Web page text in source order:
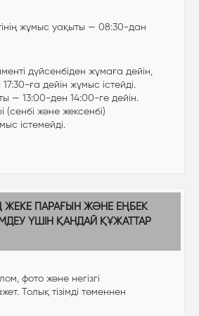
жұмыс уақыты — 08:30-дан
дүйсенбіден жұмаға дейін,
ға дейін жұмыс істейді.
— 13:00-ден 14:00-ге дейін.
және жексенбі)
істемейді.
ЖЕКЕ ПАРАҒЫН ЖӘНЕ ЕҢБЕК
ҮШІН ҚАНДАЙ ҚҰЖАТТАР
фото және негізгі
Толық тізімді төменнен